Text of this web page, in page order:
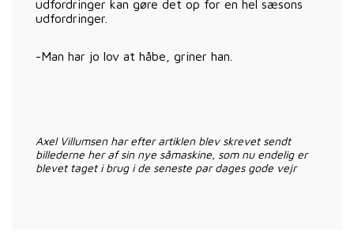
udfordringer kan gøre det op for en hel sæsons
udfordringer.
-Man har jo lov at håbe, griner han.
Axel Villumsen har efter artiklen blev skrevet sendt
billederne her af sin nye såmaskine, som nu endelig er
blevet taget i brug i de seneste par dages gode vejr